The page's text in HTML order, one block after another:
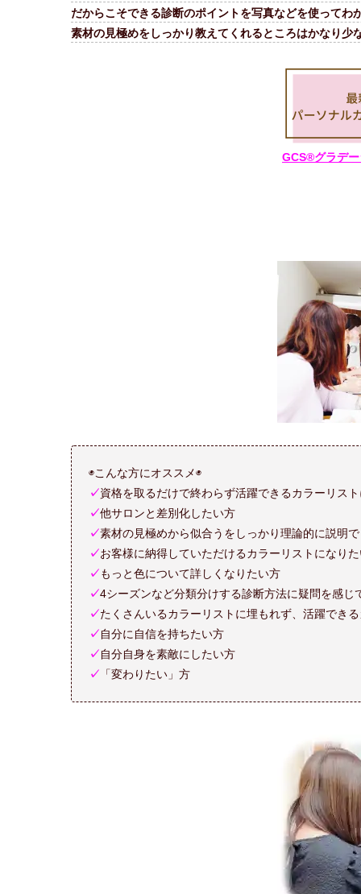
だからこそできる診断のポイントを写真などを使って
素材の見極めをしっかり教えてくれるところはかなり少
GCS®グラデ
◉こんな方にオススメ◉
✓資格を取るだけで終わらず活躍できるカラーリス
✓他サロンと差別化したい方
✓素材の見極めから似合うをしっかり理論的に説明
✓お客様に納得していただけるカラーリストになり
✓もっと色について詳しくなりたい方
✓4シーズンなど分類分けする診断方法に疑問を感じ
✓たくさんいるカラーリストに埋もれず、活躍でき
✓自分に自信を持ちたい方
✓自分自身を素敵にしたい方
✓ 「変わりたい」方